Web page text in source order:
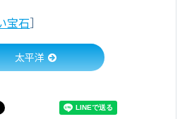
宝石］
太平洋